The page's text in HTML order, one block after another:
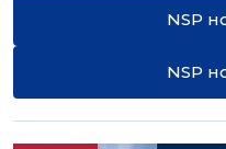
NSP
NSP